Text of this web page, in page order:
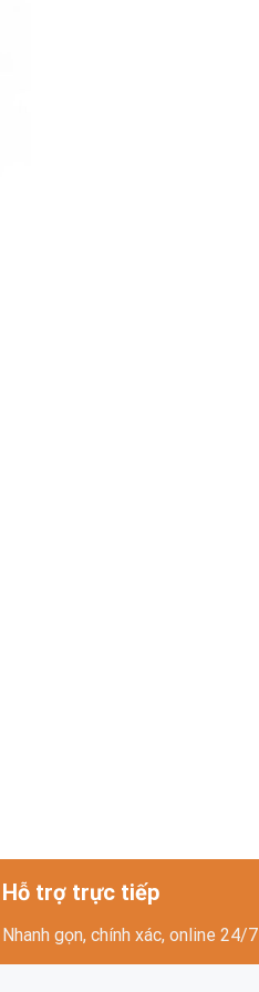
Hỗ trợ trực tiếp
Nhanh gọn, chính xác, online 24/7